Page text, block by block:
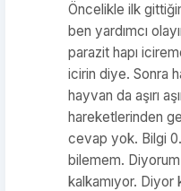
Öncelikle ilk
ben yardımcı
parazit hapı
icirin diye. Sonra
hayvan da aşırı
hareketlerinden
cevap yok. Bilgi
bilemem.
kalkamıyor.